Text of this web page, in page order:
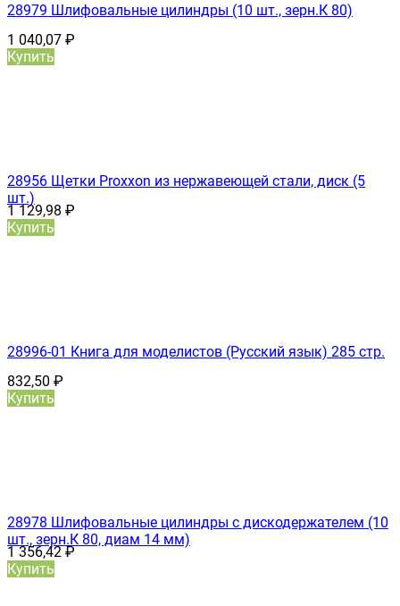
28979 Шлифовальные цилиндры (10 шт., зерн.К 80)
1 040,07 ₽
Купить
28956 Щетки Proxxon из нержавеющей стали, диск (5
шт.)
1 129,98 ₽
Купить
28996-01 Книга для моделистов (Русский язык) 285 стр.
832,50 ₽
Купить
28978 Шлифовальные цилиндры с дискодержателем (10
шт., зерн.К 80, диам 14 мм)
1 356,42₽
Купить